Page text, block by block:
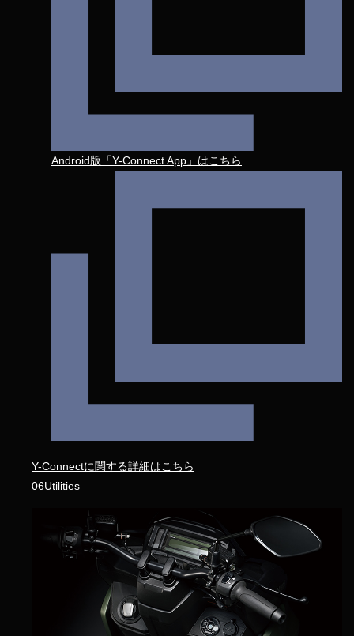
Android版「Y-Connect App」はこちら
Y-Connectに関する詳細はこちら
06Utilities